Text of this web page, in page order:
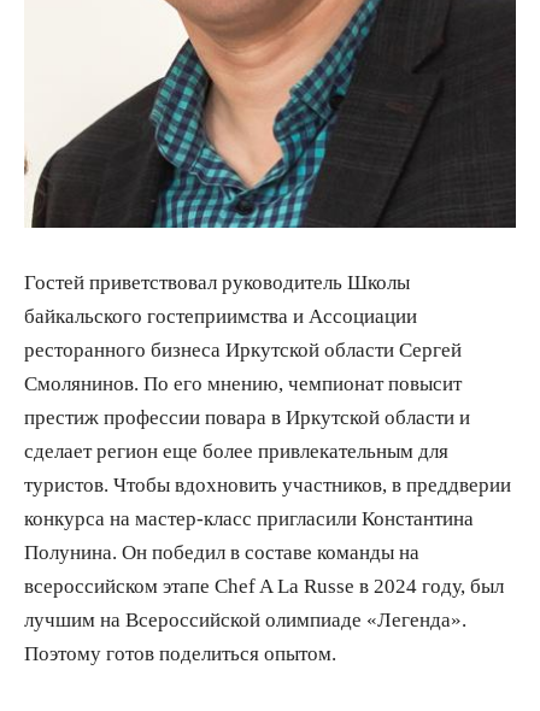
Гостей приветствовал руководитель Школы
байкальского гостеприимства и Ассоциации
ресторанного бизнеса Иркутской области Сергей
Смолянинов. По его мнению, чемпионат повысит
престиж профессии повара в Иркутской области и
сделает регион еще более привлекательным для
туристов. Чтобы вдохновить участников, в преддверии
конкурса на мастер-класс пригласили Константина
Полунина. Он победил в составе команды на
всероссийском этапе Chef A La Russe в 2024 году, был
лучшим на Всероссийской олимпиаде «Легенда».
Поэтому готов поделиться опытом.